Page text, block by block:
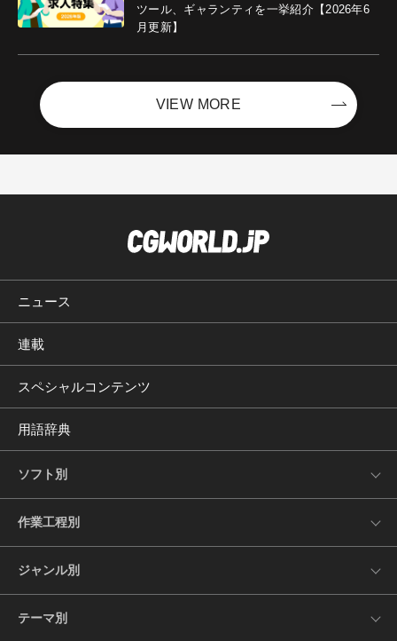
ツール、ギャランティを一挙紹介【2026年6
月更新】
VIEW MORE
ニュース
連載
スペシャルコンテンツ
用語辞典
ソフト別
作業工程別
ジャンル別
テーマ別